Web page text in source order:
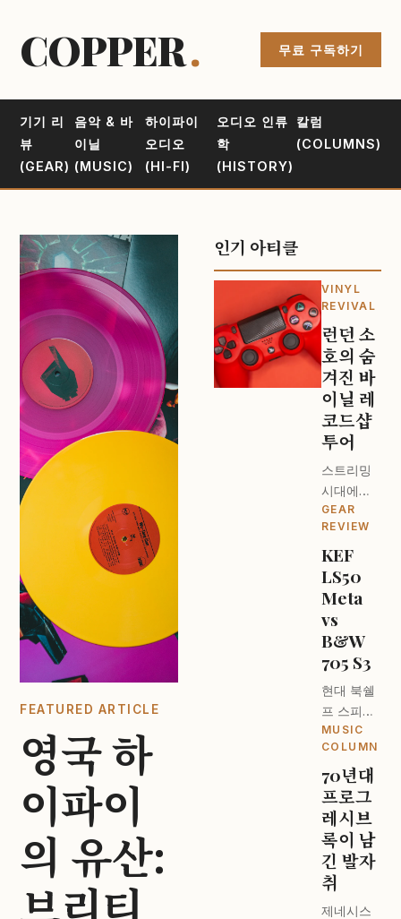
COPPER. 무료 구독하기
기기 리
뷰
(GEAR)
음악 & 바
이닐
(MUSIC)
하이파이
오디오
(HI-FI)
오디오 인류
학
(HISTORY)
칼럼
(COLUMNS)
FEATURED ARTICLE
영국 하
이파이
의 유산:
브리티
인기 아티클
VINYL
REVIVAL
런던 소
호의 숨
겨진 바
이닐 레
코드샵
투어
스트리밍
시대에도
턴테이블
이 돌아가
는 이유. 런
던 오디오
파일들의
성지를 찾
아서.
GEAR
REVIEW
KEF
LS50
Meta
vs
B&W
705 S3
현대 북쉘
프 스피커
의 최강자
는 누구인
가? 디자
인과 사운
드 스테이
지 전격 비
교.
MUSIC
COLUMN
70년대
프로그
레시브
록이 남
긴 발자
취
제네시스